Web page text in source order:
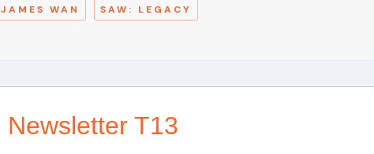
JAMES WAN SAW: LEGACY
Newsletter T13